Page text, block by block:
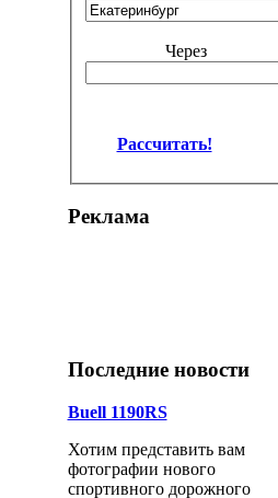
Через
Рассчитать!
Реклама
Последние новости
Buell 1190RS
Хотим представить вам
фотографии нового
спортивного дорожного